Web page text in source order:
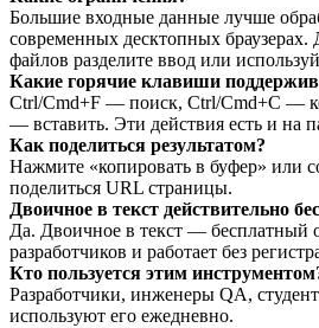
Большие входные данные лучше
современных десктопных
файлов разделите ввод или
Какие горячие клавиши
Ctrl/Cmd+F — поиск, Ctrl/Cmd+C —
— вставить. Эти действия есть и на
Как поделиться результатом?
Нажмите «копировать в буфер» или
поделиться URL страницы.
Двоичное в текст действительно
Да. Двоичное в текст — бесплатный
разработчиков и работает без
Кто пользуется этим
Разработчики, инженеры QA,
используют его ежедневно.